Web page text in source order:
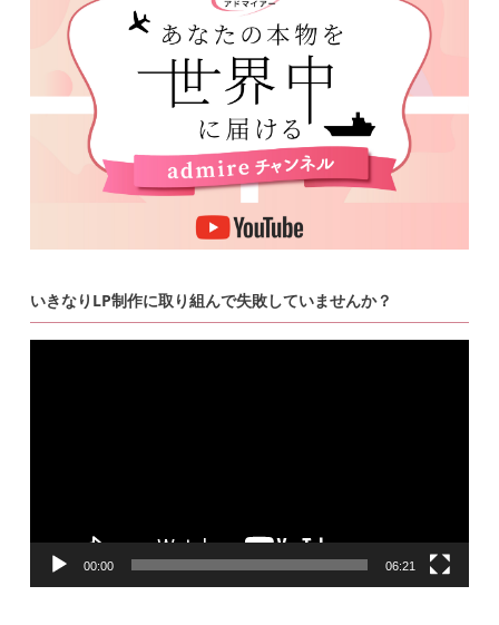
いきなりLP制作に取り組んで失敗していませんか？
動
00:00 06:21